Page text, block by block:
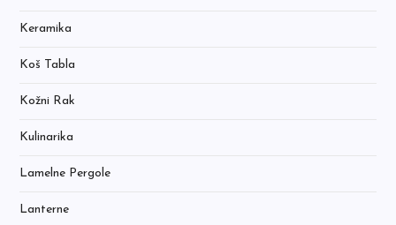
Keramika
Koš Tabla
Kožni Rak
Kulinarika
Lamelne Pergole
Lanterne